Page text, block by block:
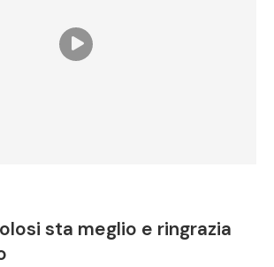
sta meglio e ringrazia